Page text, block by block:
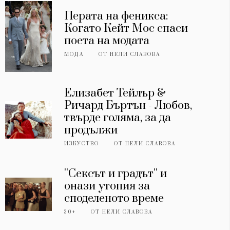
Перата на феникса:
Когато Кейт Мос спаси
поета на модата
МОДА ОТНЕЛИ СЛАВОВА
Елизабет Тейлър &
Ричард Бъртън - Любов,
твърде голяма, за да
продължи
ИЗКУСТВО ОТНЕЛИ СЛАВОВА
''Сексът и градът'' и
онази утопия за
споделеното време
30+ ОТНЕЛИ СЛАВОВА